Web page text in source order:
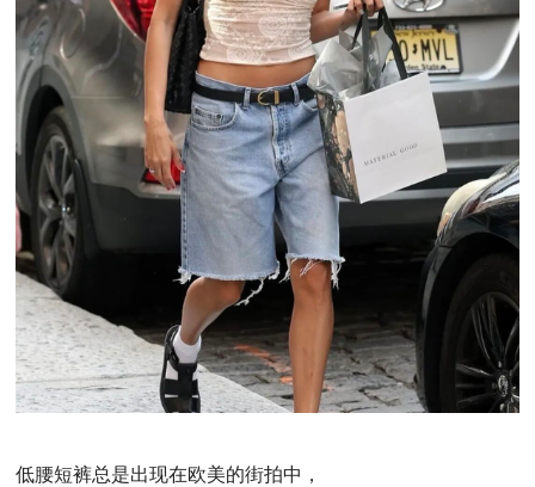
低腰短裤总是出现在欧美的街拍中，